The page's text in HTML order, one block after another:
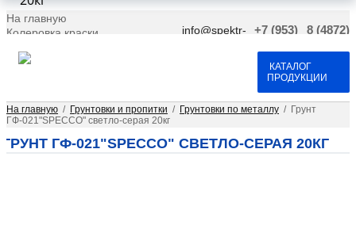
На главную
Колеровка краски
Договор оферта
info@spektr-
+7 (953)
8 (4872)
КАТАЛОГ
ПРОДУКЦИИ
На главную / Грунтовки и пропитки / Грунтовки по металлу / Грунт
ГФ-021"SPECCO" светло-серая 20кг
ГРУНТ ГФ-021"SPECCO" СВЕТЛО-СЕРАЯ 20КГ